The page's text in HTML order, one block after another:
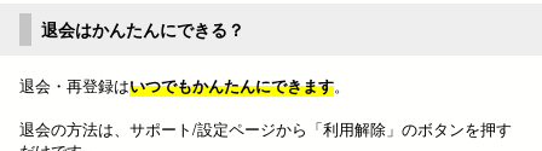
退会はかんたんにできる？
退会・再登録はいつでもかんたんにできます。
退会の方法は、サポート/設定ページから「利用解除」のボタンを押す